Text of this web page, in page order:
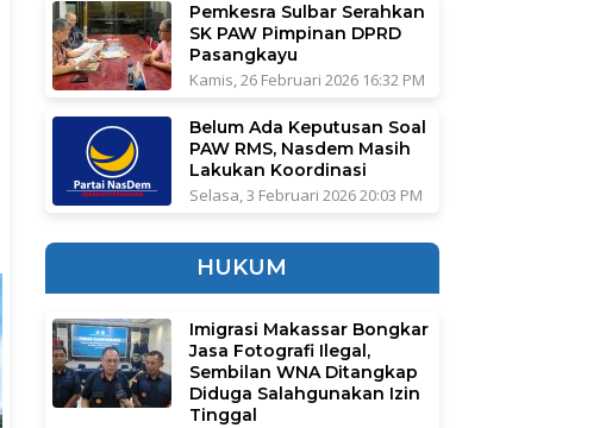
Pemkesra Sulbar Serahkan
SK PAW Pimpinan DPRD
Pasangkayu
Kamis, 26 Februari 2026 16:32 PM
Belum Ada Keputusan Soal
PAW RMS, Nasdem Masih
Lakukan Koordinasi
Selasa, 3 Februari 2026 20:03 PM
HUKUM
Imigrasi Makassar Bongkar
Jasa Fotografi Ilegal,
Sembilan WNA Ditangkap
Diduga Salahgunakan Izin
Tinggal